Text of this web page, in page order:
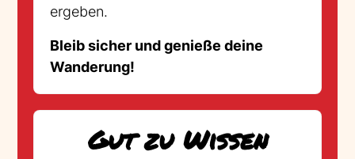
ergeben.
Bleib sicher und genieße deine
Wanderung!
Gut zu Wissen